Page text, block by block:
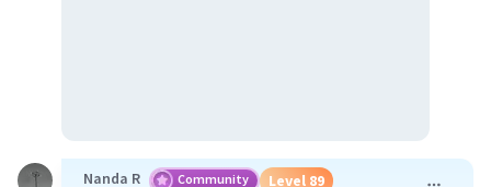
Nanda R Community Level 89